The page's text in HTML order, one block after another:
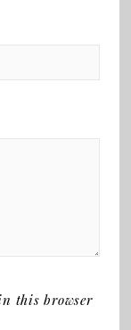
this browser